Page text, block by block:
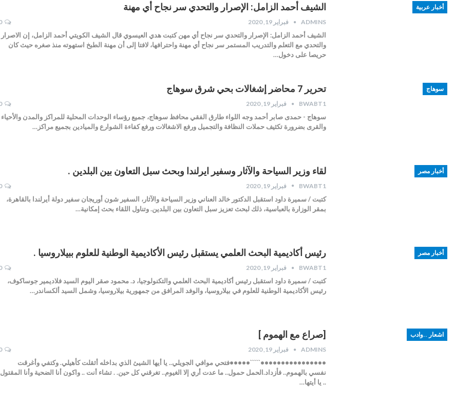
أخبار عربية الشيف أحمد الزامل: الإصرار والتحدي سر نجاح أي مهنة
ADMINS فبراير 19, 2020 0
الشيف أحمد الزامل: الإصرار والتحدي سر نجاح أي مهن كتبت هدي العيسوي قال الشيف الكويتي أحمد الزامل، إن الاصرار
والتحدي مع التعلم والتدريب المستمر سر نجاح أي مهنة واحترافها، لافتا إلى أن مهنة الطبخ استهوته منذ صغره حيث كان
حريصا على دخول…
سوهاج تحرير 7 محاضر إشغالات بحي شرق سوهاج
BWABT1 فبراير 19, 2020 0
سوهاج - حمدى صابر أحمد وجه اللواء طارق الفقي محافظ سوهاج، جميع رؤساء الوحدات المحلية للمراكز والمدن والأحياء
والقرى بضرورة تكثيف حملات النظافة والتجميل ورفع الاشغالات ورفع كفاءة الشوارع والميادين بجميع مراكز…
أخبار مصر لقاء وزير السياحة والآثار وسفير ايرلندا وبحث سبل التعاون بين البلدين .
BWABT1 فبراير 19, 2020 0
كتبت / سميرة داود استقبل الدكتور خالد العناني وزير السياحة والآثار، السفير شون أوريجان سفير دولة أيرلندا بالقاهرة،
بمقر الوزارة بالعباسية، ذلك لبحث تعزيز سبل التعاون بين البلدين. وتناول اللقاء بحث إمكانية…
أخبار مصر رئيس أكاديمية البحث العلمي يستقبل رئيس الأكاديمية الوطنية للعلوم ببيلاروسيا .
BWABT1 فبراير 19, 2020 0
كتبت / سميرة داود استقبل رئيس أكاديمية البحث العلمي والتكنولوجيا، د. محمود صقر اليوم السيد فلاديمير جوساكوف،
رئيس الأكاديمية الوطنية للعلوم في بيلاروسيا، والوفد المرافق من جمهورية بيلاروسيا، وشمل السيد ألكساندر…
اشعار ..وادب [صراع مع الهموم ]
ADMINS فبراير 19, 2020 0
••••••••••••••••`````•••••فتحي موافي الجويلي.. يا أيها الشيئ الذي بداخله أثقلت كأهيلي. وكتفي وأغرقت
نفسي بالهموم.. فأزداد.الحمل حمول.. ما عدت أري إلا الغيوم.. تغرقني كل حين. . تشاء أنت .. واكون أنا الضحية وأنا المقتول
.. يا أيتها…